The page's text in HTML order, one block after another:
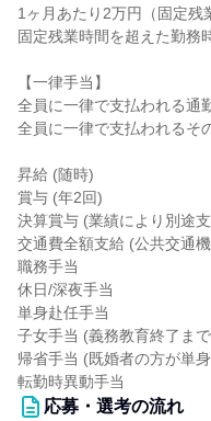
1ヶ月あたり2万円（固定残
固定残業時間を超えた勤務
【一律手当】
全員に一律で支払われる通
全員に一律で支払われるそ
昇給 (随時)
賞与 (年2回)
決算賞与 (業績により別途
交通費全額支給 (公共交通
職務手当
休日/深夜手当
単身赴任手当
子女手当 (義務教育終了ま
帰省手当 (既婚者の方が単
転勤時異動手当
応募・選考の流れ